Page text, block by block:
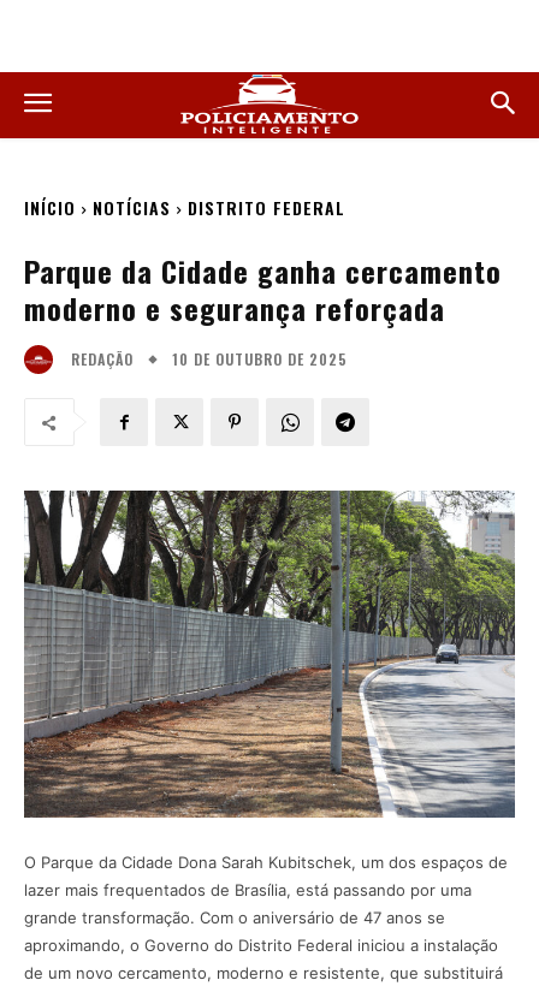
INÍCIO NOTÍCIAS DISTRITO FEDERAL
Parque da Cidade ganha cercamento
moderno e segurança reforçada
REDAÇÃO 10 DE OUTUBRO DE 2025
O Parque da Cidade Dona Sarah Kubitschek, um dos espaços de
lazer mais frequentados de Brasília, está passando por uma
grande transformação. Com o aniversário de 47 anos se
aproximando, o Governo do Distrito Federal iniciou a instalação
de um novo cercamento, moderno e resistente, que substituirá